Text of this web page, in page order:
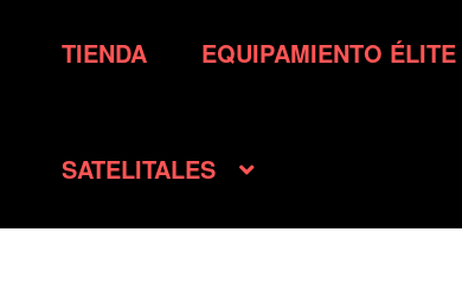
TIENDA EQUIPAMIENTO ÉLITE
SATELITALES